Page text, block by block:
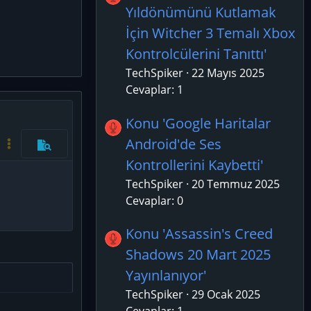
seçenek…
aç/kapat
Daha fazla seçenek…
Önizleme
Yıldönümünü Kutlamak
İçin Witcher 3 Temalı Xbox
Kontrolcülerini Tanıttı'
TechSpiker 22 Mayıs 2025
Cevaplar: 1
Konu 'Google Haritalar
Android'de Ses
Kontrollerini Kaybetti'
TechSpiker 20 Temmuz 2025
Cevaplar: 0
Konu 'Assassin's Creed
Shadows 20 Mart 2025
Yayınlanıyor'
TechSpiker 29 Ocak 2025